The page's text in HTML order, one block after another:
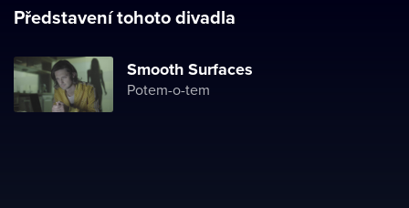
Představení tohoto divadla
Smooth Surfaces
Potem-o-tem